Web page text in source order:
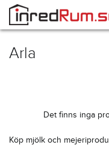
Arla
Det finns inga
Köp mjölk och